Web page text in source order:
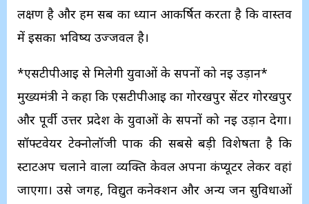
लक्षण है और हम सब का ध्यान आकर्षित करता है कि वास्तव
में इसका भविष्य उज्जवल है।
*एसटीपीआई से मिलेगी युवाओं के सपनों को नई उड़ान*
मुख्यमंत्री ने कहा कि एसटीपीआई का गोरखपुर सेंटर गोरखपुर
और पूर्वी उत्तर प्रदेश के युवाओं के सपनों को नई उड़ान देगा।
सॉफ्टवेयर टेक्नोलॉजी पार्क की सबसे बड़ी विशेषता है कि
स्टार्टअप चलाने वाला व्यक्ति केवल अपना कंप्यूटर लेकर वहां
जाएगा। उसे जगह, विद्युत कनेक्शन और अन्य जन सुविधाओं